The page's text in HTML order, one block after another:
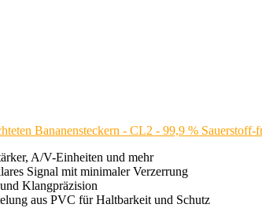
Bananensteckern - CL2 - 99,9 % Sauerstoff-
A/V-Einheiten und mehr
Signal mit minimaler Verzerrung
Klangpräzision
aus PVC für Haltbarkeit und Schutz